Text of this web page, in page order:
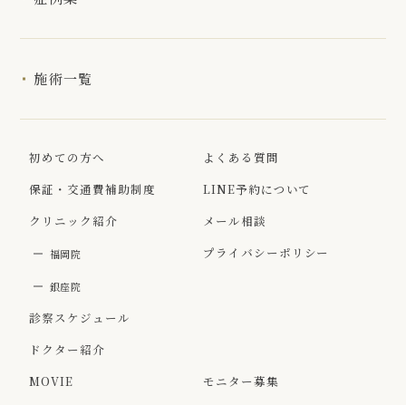
施術一覧
初めての方へ
保証・交通費補助制度
クリニック紹介
福岡院
銀座院
診察スケジュール
ドクター紹介
MOVIE
よくある質問
LINE予約について
メール相談
プライバシーポリシー
モニター募集